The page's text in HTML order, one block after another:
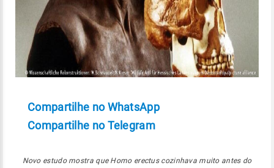
Compartilhe no WhatsApp
Compartilhe no Telegram
Novo estudo mostra que Homo erectus cozinhava muito antes do